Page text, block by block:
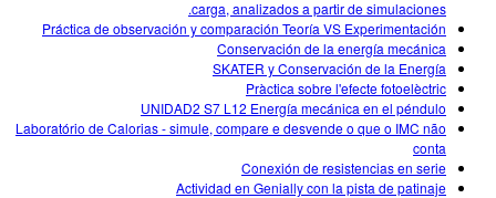
carga, analizados a partir de simulaciones.
Práctica de observación y comparación Teoría VS Experimentación
Conservación de la energía mecánica
SKATER y Conservación de la Energía
Pràctica sobre l'efecte fotoelèctric
UNIDAD2 S7 L12 Energía mecánica en el péndulo
Laboratório de Calorias - simule, compare e desvende o que o IMC não
conta
Conexión de resistencias en serie
Actividad en Genially con la pista de patinaje